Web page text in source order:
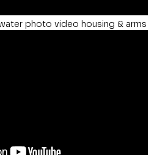
photo video housing & arms